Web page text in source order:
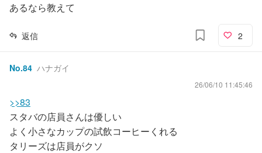
あるなら教えて
返信 2
No.84 ハナガイ
26/06/10 11:45:46
>>83
スタバの店員さんは優しい
よく小さなカップの試飲コーヒーくれる
タリーズは店員がクソ